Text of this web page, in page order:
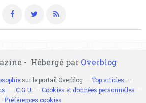
- Hébergé par Overblog
sur le portail Overblog
Top articles
C.G.U.
Cookies et données personnelles
Préférences cookies